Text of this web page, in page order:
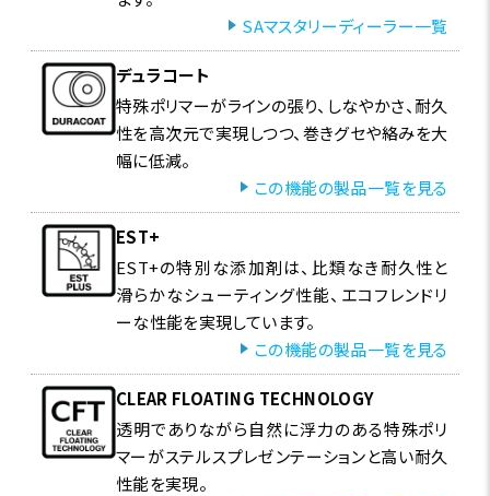
SAマスタリーディーラー一覧
デュラコート
特殊ポリマーがラインの張り、しなやかさ、耐久
性を高次元で実現しつつ、巻きグセや絡みを大
幅に低減。
この機能の製品一覧を見る
EST+
EST+の特別な添加剤は、比類なき耐久性と
滑らかなシューティング性能、エコフレンドリ
ーな性能を実現しています。
この機能の製品一覧を見る
CLEAR FLOATING TECHNOLOGY
透明でありながら自然に浮力のある特殊ポリ
マーがステルスプレゼンテーションと高い耐久
性能を実現。